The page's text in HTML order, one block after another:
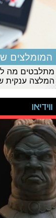
המומלצים
מתלבטים מה
המלצה ענקית
ווידיאו